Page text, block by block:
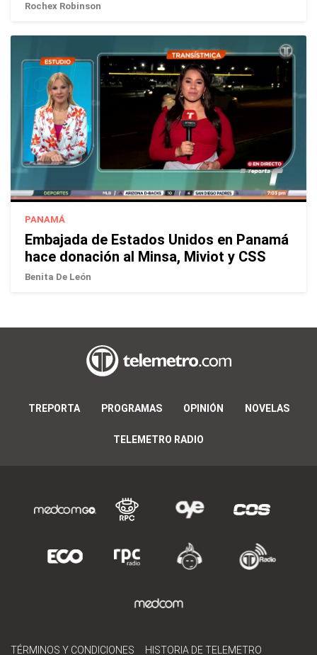
Rochex Robinson
PANAMÁ
Embajada de Estados Unidos en Panamá
hace donación al Minsa, Miviot y CSS
Benita De León
TREPORTA PROGRAMAS OPINIÓN NOVELAS
TELEMETRO RADIO
TÉRMINOS Y CONDICIONES HISTORIA DE TELEMETRO